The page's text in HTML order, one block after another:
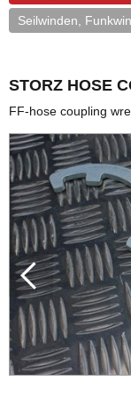
Seilwinden,
STORZ HOSE
FF-hose coupling